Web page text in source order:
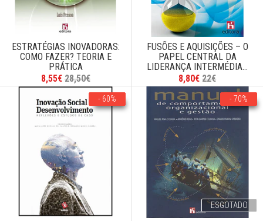
ESTRATÉGIAS INOVADORAS:
COMO FAZER? TEORIA E
PRÁTICA
8,55€ 28,50€
FUSÕES E AQUISIÇÕES – O
PAPEL CENTRAL DA
LIDERANÇA INTERMÉDIA...
8,80€ 22€
- 60% - 70%
ESGOTADO